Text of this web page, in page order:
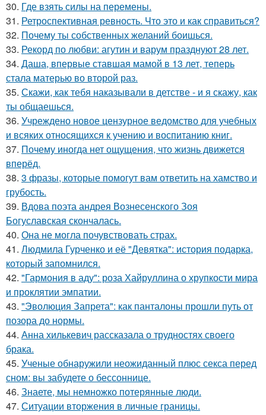
30. Где взять силы на перемены.
31. Ретроспективная ревность. Что это и как справиться?
32. Почему ты собственных желаний боишься.
33. Рекорд по любви: агутин и варум празднуют 28 лет.
34. Даша, впервые ставшая мамой в 13 лет, теперь
стала матерью во второй раз.
35. Скажи, как тебя наказывали в детстве - и я скажу, как
ты общаешься.
36. Учреждено новое цензурное ведомство для учебных
и всяких относящихся к учению и воспитанию книг.
37. Почему иногда нет ощущения, что жизнь движется
вперёд.
38. 3 фразы, которые помогут вам ответить на хамство и
грубость.
39. Вдова поэта андрея Вознесенского Зоя
Богуславская скончалась.
40. Она не могла почувствовать страх.
41. Людмила Гурченко и её "Девятка": история подарка,
который запомнился.
42. "Гармония в аду": роза Хайруллина о хрупкости мира
и проклятии эмпатии.
43. "Эволюция Запрета": как панталоны прошли путь от
позора до нормы.
44. Анна хилькевич рассказала о трудностях своего
брака.
45. Ученые обнаружили неожиданный плюс секса перед
сном: вы забудете о бессоннице.
46. Знаете, мы немножко потерянные люди.
47. Ситуации вторжения в личные границы.